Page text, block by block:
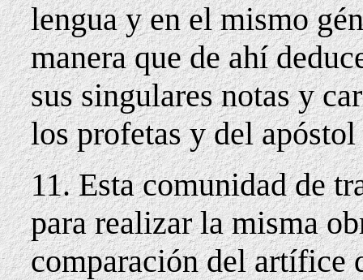
lengua y en el mismo
manera que de ahí
sus singulares notas y
los profetas y del apóstol
11. Esta comunidad de
para realizar la misma
comparación del artífice